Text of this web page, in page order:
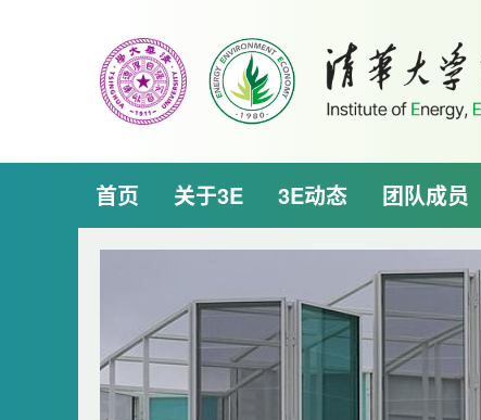
首页 关于3E 3E动态 团队成员